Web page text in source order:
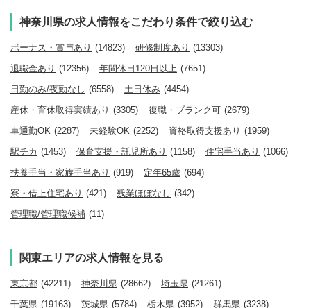
神奈川県の求人情報をこだわり条件で絞り込む
ボーナス・賞与あり (14823) 研修制度あり (13303)
退職金あり (12356) 年間休日120日以上 (7651)
日勤のみ/夜勤なし (6558) 土日休み (4454)
産休・育休取得実績あり (3305) 復職・ブランク可 (2679)
車通勤OK (2287) 未経験OK (2252) 資格取得支援あり (1959)
駅チカ (1453) 保育支援・託児所あり (1158) 住宅手当あり (1066)
扶養手当・家族手当あり (919) 定年65歳 (694)
寮・借上住宅あり (421) 残業ほぼなし (342)
管理職/管理職候補 (11)
関東エリアの求人情報を見る
東京都 (42211) 神奈川県 (28662) 埼玉県 (21261)
千葉県 (19163) 茨城県 (5784) 栃木県 (3952) 群馬県 (3238)